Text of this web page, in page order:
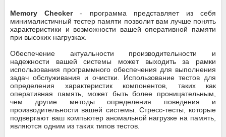
Memory Checker- программа представляет из себя
минималистичный тестер памяти позволит вам лучше понять
характеристики и возможности вашей оперативной памяти
при высоких нагрузках.
Обеспечение актуальности производительности и
надежности вашей системы может выходить за рамки
использования программного обеспечения для выполнения
задач обслуживания и очистки. Использование тестов для
определения характеристик компонентов, таких как
оперативная память, может быть более проницательным,
чем другие методы определения поведения и
производительности вашей системы. Стресс-тесты, которые
подвергают ваш компьютер аномальной нагрузке на память,
являются одним из таких типов тестов.